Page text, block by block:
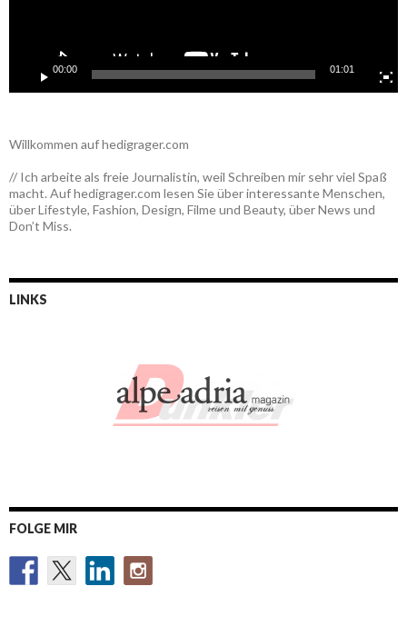
00:00 01:01
Willkommen auf hedigrager.com
// Ich arbeite als freie Journalistin, weil Schreiben mir sehr viel Spaß
macht. Auf hedigrager.com lesen Sie über interessante Menschen,
über Lifestyle, Fashion, Design, Filme und Beauty, über News und
Don’t Miss.
LINKS
FOLGE MIR